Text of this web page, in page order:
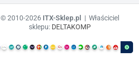
© 2010-2026 ITX-Sklep.pl
| Właściciel
sklepu: DELTAKOMP